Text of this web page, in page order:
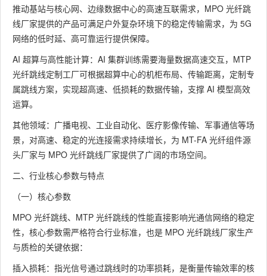
推动基站与核心网、边缘数据中心的高速互联需求，MPO 光纤跳
线厂家提供的产品可满足户外复杂环境下的稳定传输需求，为 5G
网络的低时延、高可靠运行提供保障。
AI 超算与高性能计算：AI 集群训练需要海量数据高速交互，MTP
光纤跳线定制工厂可根据超算中心的机柜布局、传输距离，定制专
属跳线方案，实现超高速、低损耗的数据传输，支撑 AI 模型高效
运算。
其他领域：广播电视、工业自动化、医疗影像传输、军事通信等场
景，对高速、稳定的光连接需求持续增长，为 MT-FA 光纤组件源
头厂家与 MPO 光纤跳线厂家提供了广阔的市场空间。
二、行业核心参数与特点
（一）核心参数
MPO 光纤跳线、MTP 光纤跳线的性能直接影响光通信网络的稳定
性，核心参数需严格符合行业标准，也是 MPO 光纤跳线厂家生产
与质检的关键依据：
插入损耗：指光信号通过跳线时的功率损耗，是衡量传输效率的核